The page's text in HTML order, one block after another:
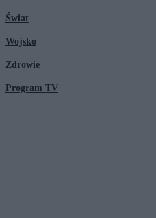
Świat
Wojsko
Zdrowie
Program TV